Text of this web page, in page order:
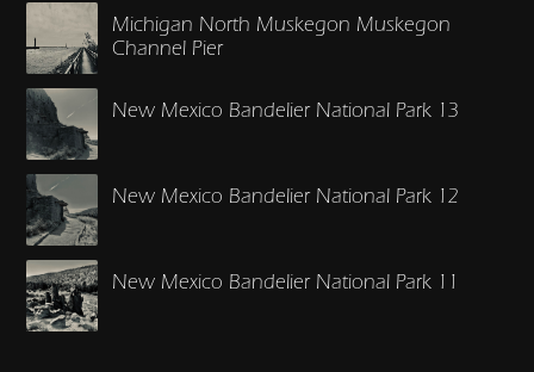
Michigan North Muskegon Muskegon
Channel Pier
New Mexico Bandelier National Park 13
New Mexico Bandelier National Park 12
New Mexico Bandelier National Park 11